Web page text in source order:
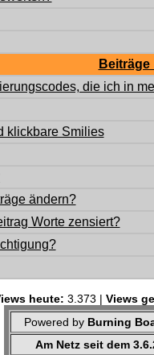
die ich in
klickbare Smilies
ändern?
Worte zensiert?
heute: 3.373 | Views
Powered by Burning
Am Netz seit dem